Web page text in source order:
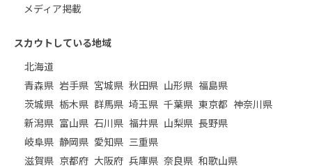
メディア掲載
スカウトしている地域
北海道
青森県 岩手県 宮城県 秋田県 山形県 福島県
茨城県 栃木県 群馬県 埼玉県 千葉県 東京都 神奈川県
新潟県 富山県 石川県 福井県 山梨県 長野県
岐阜県 静岡県 愛知県 三重県
滋賀県 京都府 大阪府 兵庫県 奈良県 和歌山県